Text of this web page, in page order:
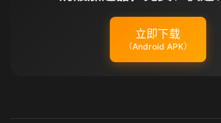
立即下载
（Android APK）